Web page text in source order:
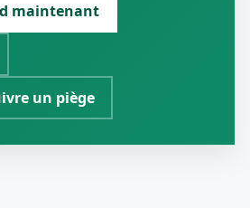
maintenant
un piège